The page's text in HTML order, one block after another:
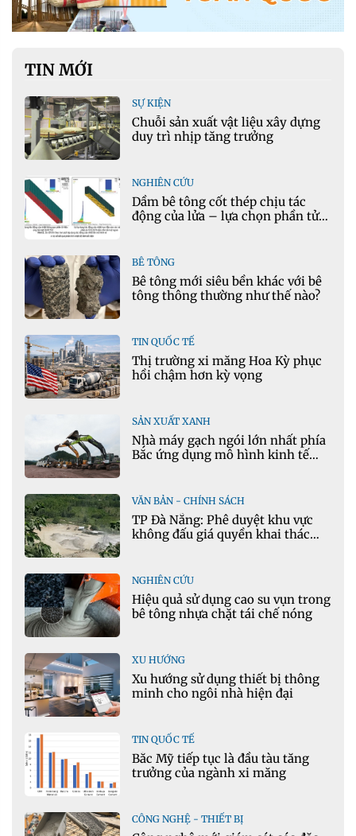
TIN MỚI
SỰ KIỆN
Chuỗi sản xuất vật liệu xây dựng
duy trì nhịp tăng trưởng
NGHIÊN CỨU
Dầm bê tông cốt thép chịu tác
động của lửa – lựa chọn phần tử
BÊ TÔNG
Bê tông mới siêu bền khác với bê
tông thông thường như thế nào?
TIN QUỐC TẾ
Thị trường xi măng Hoa Kỳ phục
hồi chậm hơn kỳ vọng
SẢN XUẤT XANH
Nhà máy gạch ngói lớn nhất phía
Bắc ứng dụng mô hình kinh tế
VĂN BẢN - CHÍNH SÁCH
TP Đà Nẵng: Phê duyệt khu vực
không đấu giá quyền khai thác
NGHIÊN CỨU
Hiệu quả sử dụng cao su vụn trong
bê tông nhựa chặt tái chế nóng
XU HƯỚNG
Xu hướng sử dụng thiết bị thông
minh cho ngôi nhà hiện đại
TIN QUỐC TẾ
Bắc Mỹ tiếp tục là đầu tàu tăng
trưởng của ngành xi măng
CÔNG NGHỆ - THIẾT BỊ